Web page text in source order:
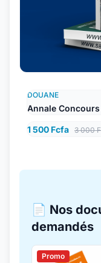
DOUANE
Annale Concours
1 500 Fcfa 3 000
📄 Nos
demandés
Promo